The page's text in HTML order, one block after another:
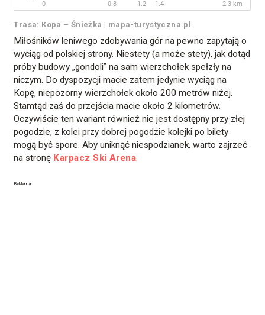
Trasa: Kopa – Śnieżka | mapa-turystyczna.pl
Miłośników leniwego zdobywania gór na pewno zapytają o
wyciąg od polskiej strony. Niestety (a może stety), jak dotąd
próby budowy „gondoli” na sam wierzchołek spełzły na
niczym. Do dyspozycji macie zatem jedynie wyciąg na
Kopę, niepozorny wierzchołek około 200 metrów niżej.
Stamtąd zaś do przejścia macie około 2 kilometrów.
Oczywiście ten wariant również nie jest dostępny przy złej
pogodzie, z kolei przy dobrej pogodzie kolejki po bilety
mogą być spore. Aby uniknąć niespodzianek, warto zajrzeć
na stronę Karpacz Ski Arena.
Reklama